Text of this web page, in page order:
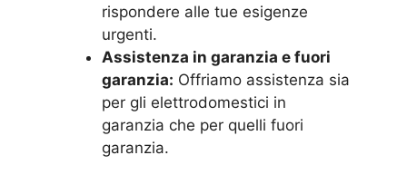
rispondere alle tue esigenze
urgenti.
Assistenza in garanzia e fuori
garanzia: Offriamo assistenza sia
per gli elettrodomestici in
garanzia che per quelli fuori
garanzia.